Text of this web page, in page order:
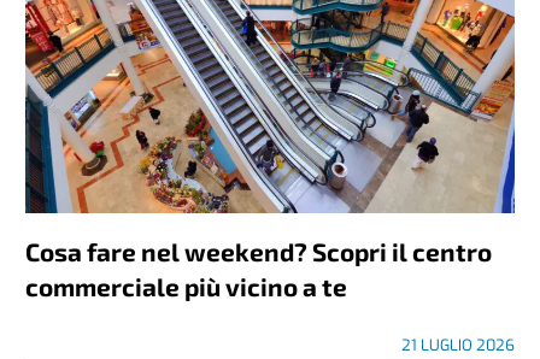
Cosa fare nel weekend? Scopri il centro
commerciale più vicino a te
21 LUGLIO 2026